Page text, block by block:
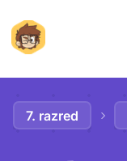
7. razred